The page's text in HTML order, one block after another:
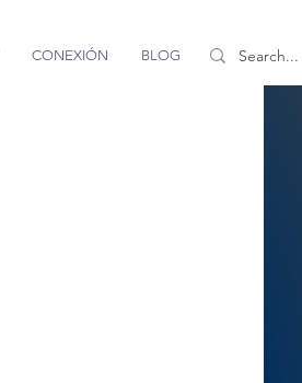
CONEXIÓN BLOG